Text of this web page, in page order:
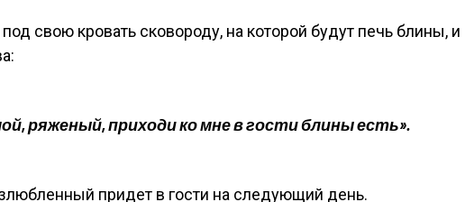
свою кровать сковороду, на которой будут печь блины, и
ряженый, приходи ко мне в гости блины есть».
придет в гости на следующий день.